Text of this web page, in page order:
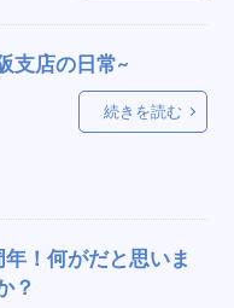
ュニケーション
恵比寿
熱中症予防
ブロアー
用
マシン
着ぐるみ
展示会
支店の日常~
続きを読む
年！何がだと思いま
？